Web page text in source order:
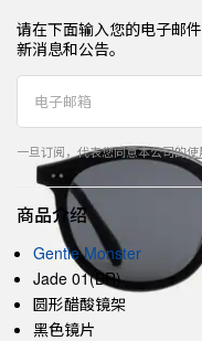
请在下面输入您的电子邮
新消息和公告。
一旦订阅，代表您同意本公司的使
商品介绍
Gentle Monster
Jade 01(BR)
圆形醋酸镜架
黑色镜片